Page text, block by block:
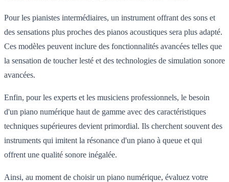
Pour les pianistes intermédiaires, un instrument offrant des sons et
des sensations plus proches des pianos acoustiques sera plus adapté.
Ces modèles peuvent inclure des fonctionnalités avancées telles que
la sensation de toucher lesté et des technologies de simulation sonore
avancées.
Enfin, pour les experts et les musiciens professionnels, le besoin
d'un piano numérique haut de gamme avec des caractéristiques
techniques supérieures devient primordial. Ils cherchent souvent des
instruments qui imitent la résonance d'un piano à queue et qui
offrent une qualité sonore inégalée.
Ainsi, au moment de choisir un piano numérique, évaluez votre